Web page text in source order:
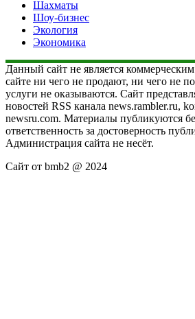
Шахматы
Шоу-бизнес
Экология
Экономика
Данный сайт не является
сайте ни чего не продают, ни чего не
услуги не оказываются. Сайт
новостей RSS канала news.rambler.ru,
newsru.com. Материалы публикуются
ответственность за достоверность
Администрация сайта не несёт.
Сайт от bmb2 @ 2024